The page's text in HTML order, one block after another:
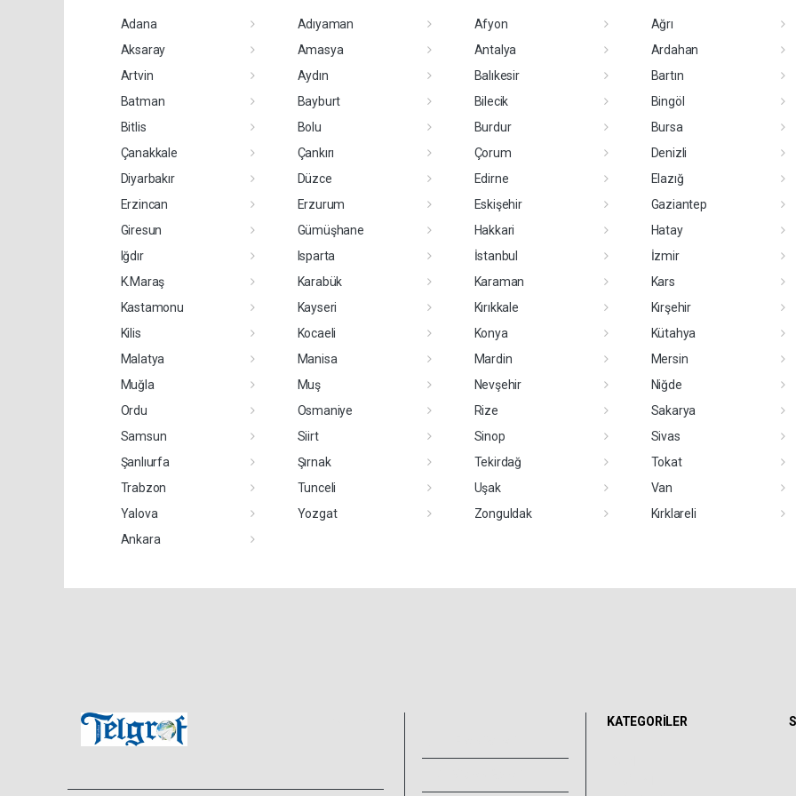
Adana Adıyaman Afyon
Ağrı
Aksaray
Amasya Antalya
Ardahan
Artvin
Aydın Balıkesir
Bartın
Batman
Bayburt Bilecik
Bingöl
Bitlis
Bolu Burdur
Bursa
Çanakkale
Çankırı Çorum
Denizli
Diyarbakır
Düzce Edirne
Elazığ
Erzincan
Erzurum Eskişehir
Gaziantep
Giresun
Gümüşhane Hakkari
Hatay
Iğdır
Isparta İstanbul
İzmir
K.Maraş
Karabük Karaman
Kars
Kastamonu
Kayseri Kırıkkale
Kırşehir
Kilis
Kocaeli Konya
Kütahya
Malatya
Manisa Mardin
Mersin
Muğla
Muş Nevşehir
Niğde
Ordu
Osmaniye Rize
Sakarya
Samsun
Siirt Sinop
Sivas
Şanlıurfa
Şırnak Tekirdağ
Tokat
Trabzon
Tunceli Uşak
Van
Yalova
Yozgat Zonguldak
Kırklareli
Ankara
KATEGORİLER